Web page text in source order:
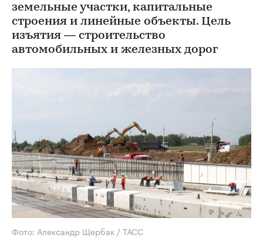
земельные участки, капитальные
строения и линейные объекты. Цель
изъятия — строительство
автомобильных и железных дорог
Фото: Александр Щербак / ТАСС